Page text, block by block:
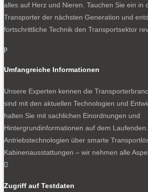
alles auf Herz und Nieren. Tauchen Sie ein in
Transporter der nächsten Generation und
fortschrittliche Technik den Transportsektor
p
Umfangreiche Informationen
Unsere Experten kennen die
sind mit den aktuellen Technologien und
halten Sie mit sachlichen Einordnungen und
Hintergrundinformationen auf dem
Antriebstechnologien über smarte
Kabinenausstattungen – wir nehmen alle

Zugriff auf Testdaten